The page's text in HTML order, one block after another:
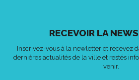
RECEVOIR LA
Inscrivez-vous à la newletter et recevez
dernières actualités de la ville et restés
venir.